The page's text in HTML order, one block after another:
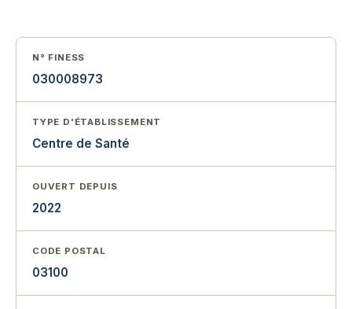
N° FINESS
030008973
TYPE D'ÉTABLISSEMENT
Centre de Santé
OUVERT DEPUIS
2022
CODE POSTAL
03100